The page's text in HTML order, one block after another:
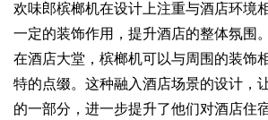
欢味郎槟榔机在设计上注重与酒店环境
一定的装饰作用，提升酒店的整体氛围。
在酒店大堂，槟榔机可以与周围的装饰
特的点缀。这种融入酒店场景的设计，
的一部分，进一步提升了他们对酒店住